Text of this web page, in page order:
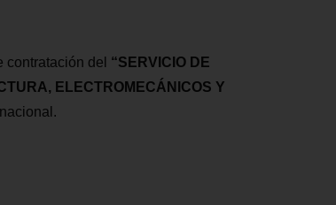
contratación del “SERVICIO DE
ELECTROMECÁNICOS Y